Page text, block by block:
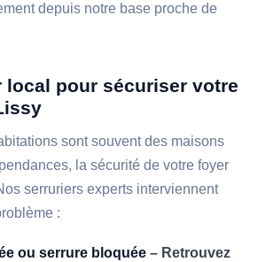
depuis notre base proche de
local pour sécuriser votre
sont souvent des maisons
la sécurité de votre foyer
serruriers experts interviennent
:
ou serrure bloquée – Retrouvez